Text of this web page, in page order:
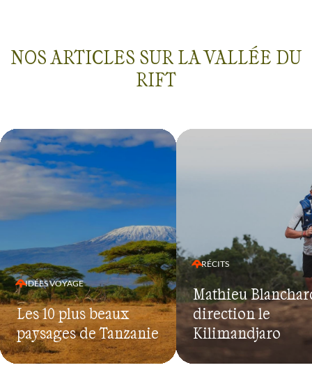
NOS ARTICLES SUR LA VALLÉE DU
RIFT
IDÉES VOYAGE
Les 10 plus beaux
paysages de Tanzanie
RÉCITS
Mathieu
direction le
Kilimandjaro